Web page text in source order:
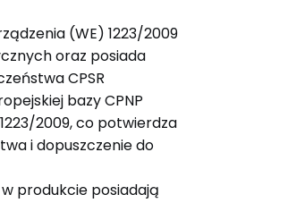
(WE) 1223/2009
oraz posiada
CPSR
bazy CPNP
2009, co potwierdza
i dopuszczenie do
produkcie posiadają